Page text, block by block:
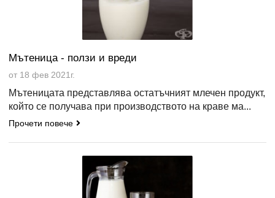
Мътеница - ползи и вреди
от 18 фев 2021г.
Мътеницата представлява остатъчният млечен продукт,
който се получава при производството на краве ма...
Прочети повече